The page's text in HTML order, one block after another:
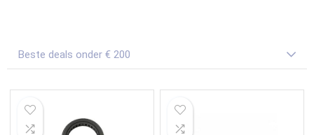
Beste deals onder € 200